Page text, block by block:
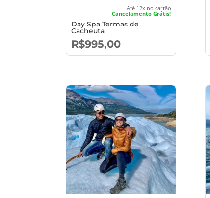
Até 12x no cartão
Cancelamento Grátis!
Day Spa Termas de
Cacheuta
R$995,00